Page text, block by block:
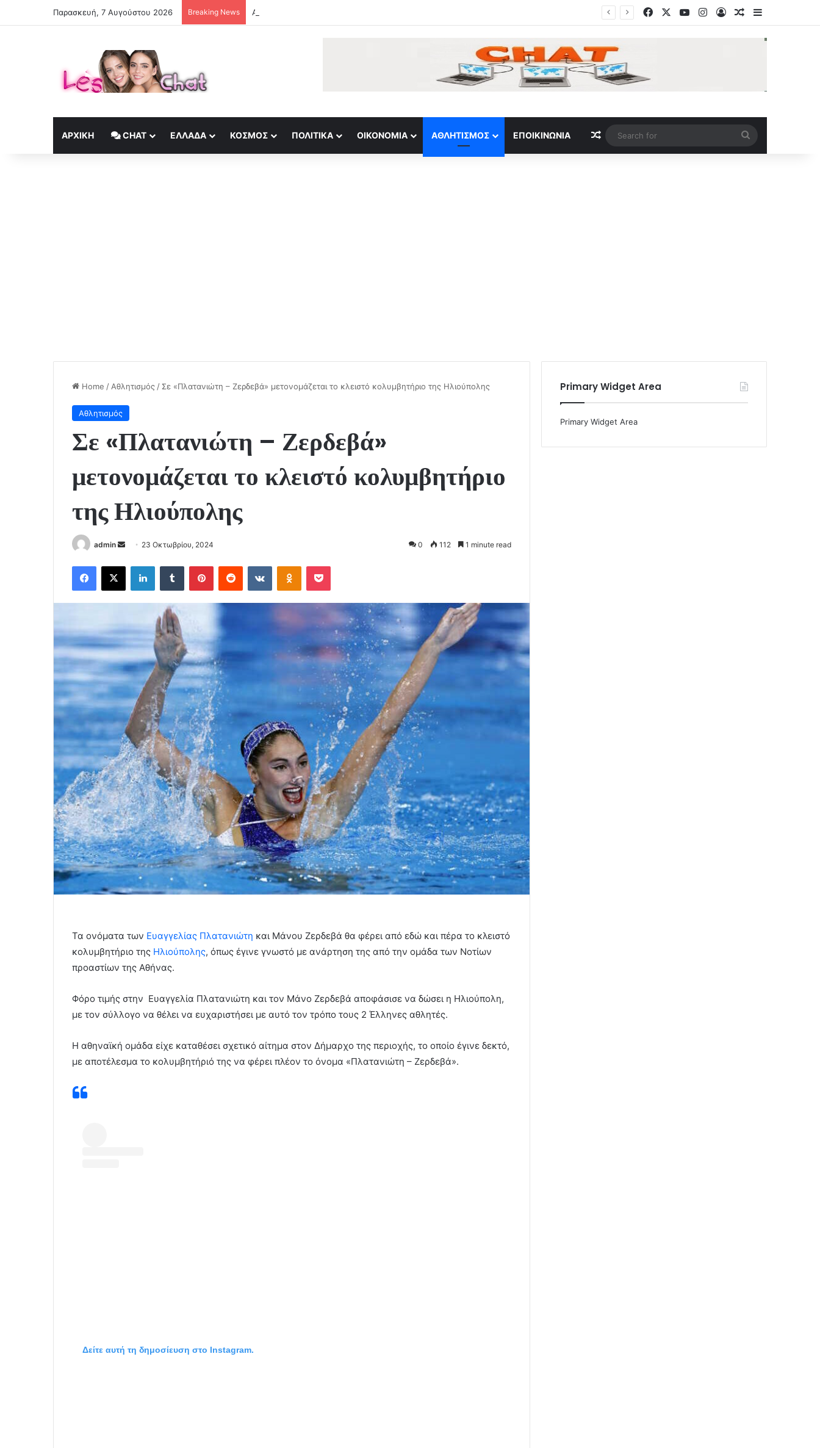
Παρασκευή, 7 Αυγούστου 2026 Breaking News Αυξάνονται οι χρεώσεις, αλλά η θωράκιση του δικτύου μένει πίσω FacebookYouTubeInstagram
Log InRandom Article
Sidebar
ΑΡΧΙΚΉ CHAT ΕΛΛΆΔΑ ΚΟΣΜΟΣ ΠΟΛΙΤΙΚΆ ΟΙΚΟΝΟΜΊΑ ΑΘΛΗΤΙΣΜΌΣ ΕΠΟΙΚΙΝΩΝΊΑ Random Article
for
Home / Αθλητισμός / Σε «Πλατανιώτη – Ζερδεβά» μετονομάζεται το κλειστό κολυμβητήριο της Ηλιούπολης
Αθλητισμός
Σε «Πλατανιώτη – Ζερδεβά»
μετονομάζεται το κλειστό κολυμβητήριο
της Ηλιούπολης
admin
Send
email
23 Οκτωβρίου, 2024 0 112 1 minute read
Facebook
X LinkedInTumblr PinterestReddit VKontakteOdnoklassniki
Pocket
Τα ονόματα των Ευαγγελίας Πλατανιώτη και Μάνου Ζερδεβά θα φέρει από εδώ και πέρα το κλειστό
κολυμβητήριο της Ηλιούπολης, όπως έγινε γνωστό με ανάρτηση της από την ομάδα των Νοτίων
προαστίων της Αθήνας.
Φόρο τιμής στην Ευαγγελία Πλατανιώτη και τον Μάνο Ζερδεβά αποφάσισε να δώσει η Ηλιούπολη,
με τον σύλλογο να θέλει να ευχαριστήσει με αυτό τον τρόπο τους 2 Έλληνες αθλητές.
Η αθηναϊκή ομάδα είχε καταθέσει σχετικό αίτημα στον Δήμαρχο της περιοχής, το οποίο έγινε δεκτό,
με αποτέλεσμα το κολυμβητήριό της να φέρει πλέον το όνομα «Πλατανιώτη – Ζερδεβά».
Δείτε αυτή τη δημοσίευση στο Instagram.
Primary Widget Area
Primary Widget Area